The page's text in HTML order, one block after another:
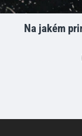
Na jakém